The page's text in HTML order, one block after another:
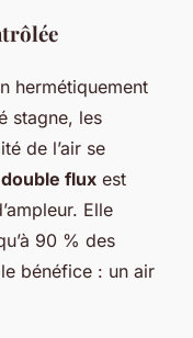
hermétiquement
stagne, les
de l’air se
flux est
Elle
90 % des
bénéfice : un air